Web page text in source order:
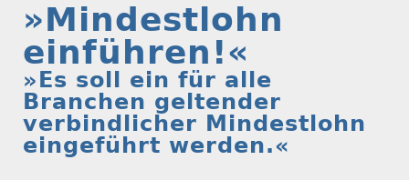
»Mindestlohn
einführen!«
»Es soll ein für alle
Branchen geltender
verbindlicher Mindestlohn
eingeführt werden.«